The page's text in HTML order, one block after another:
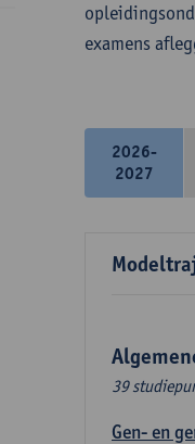
examens
2026-
2027
39
Gen- en